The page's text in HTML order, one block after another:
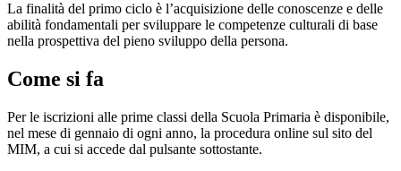
La finalità del primo ciclo è l’acquisizione delle conoscenze e delle
abilità fondamentali per sviluppare le competenze culturali di base
nella prospettiva del pieno sviluppo della persona.
Come si fa
Per le iscrizioni alle prime classi della Scuola Primaria è disponibile,
nel mese di gennaio di ogni anno, la procedura online sul sito del
MIM, a cui si accede dal pulsante sottostante.